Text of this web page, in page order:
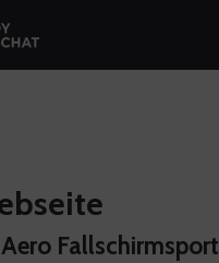
Fallschirmsport